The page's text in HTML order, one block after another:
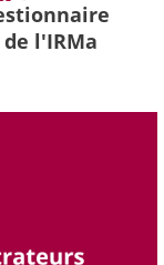
l'IRMa